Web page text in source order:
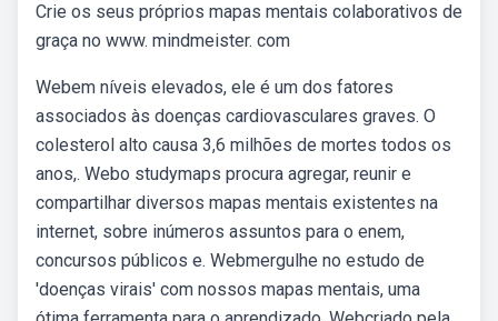
Crie os seus próprios mapas mentais colaborativos de
graça no www. mindmeister. com
Webem níveis elevados, ele é um dos fatores
associados às doenças cardiovasculares graves. O
colesterol alto causa 3,6 milhões de mortes todos os
anos,. Webo studymaps procura agregar, reunir e
compartilhar diversos mapas mentais existentes na
internet, sobre inúmeros assuntos para o enem,
concursos públicos e. Webmergulhe no estudo de
'doenças virais' com nossos mapas mentais, uma